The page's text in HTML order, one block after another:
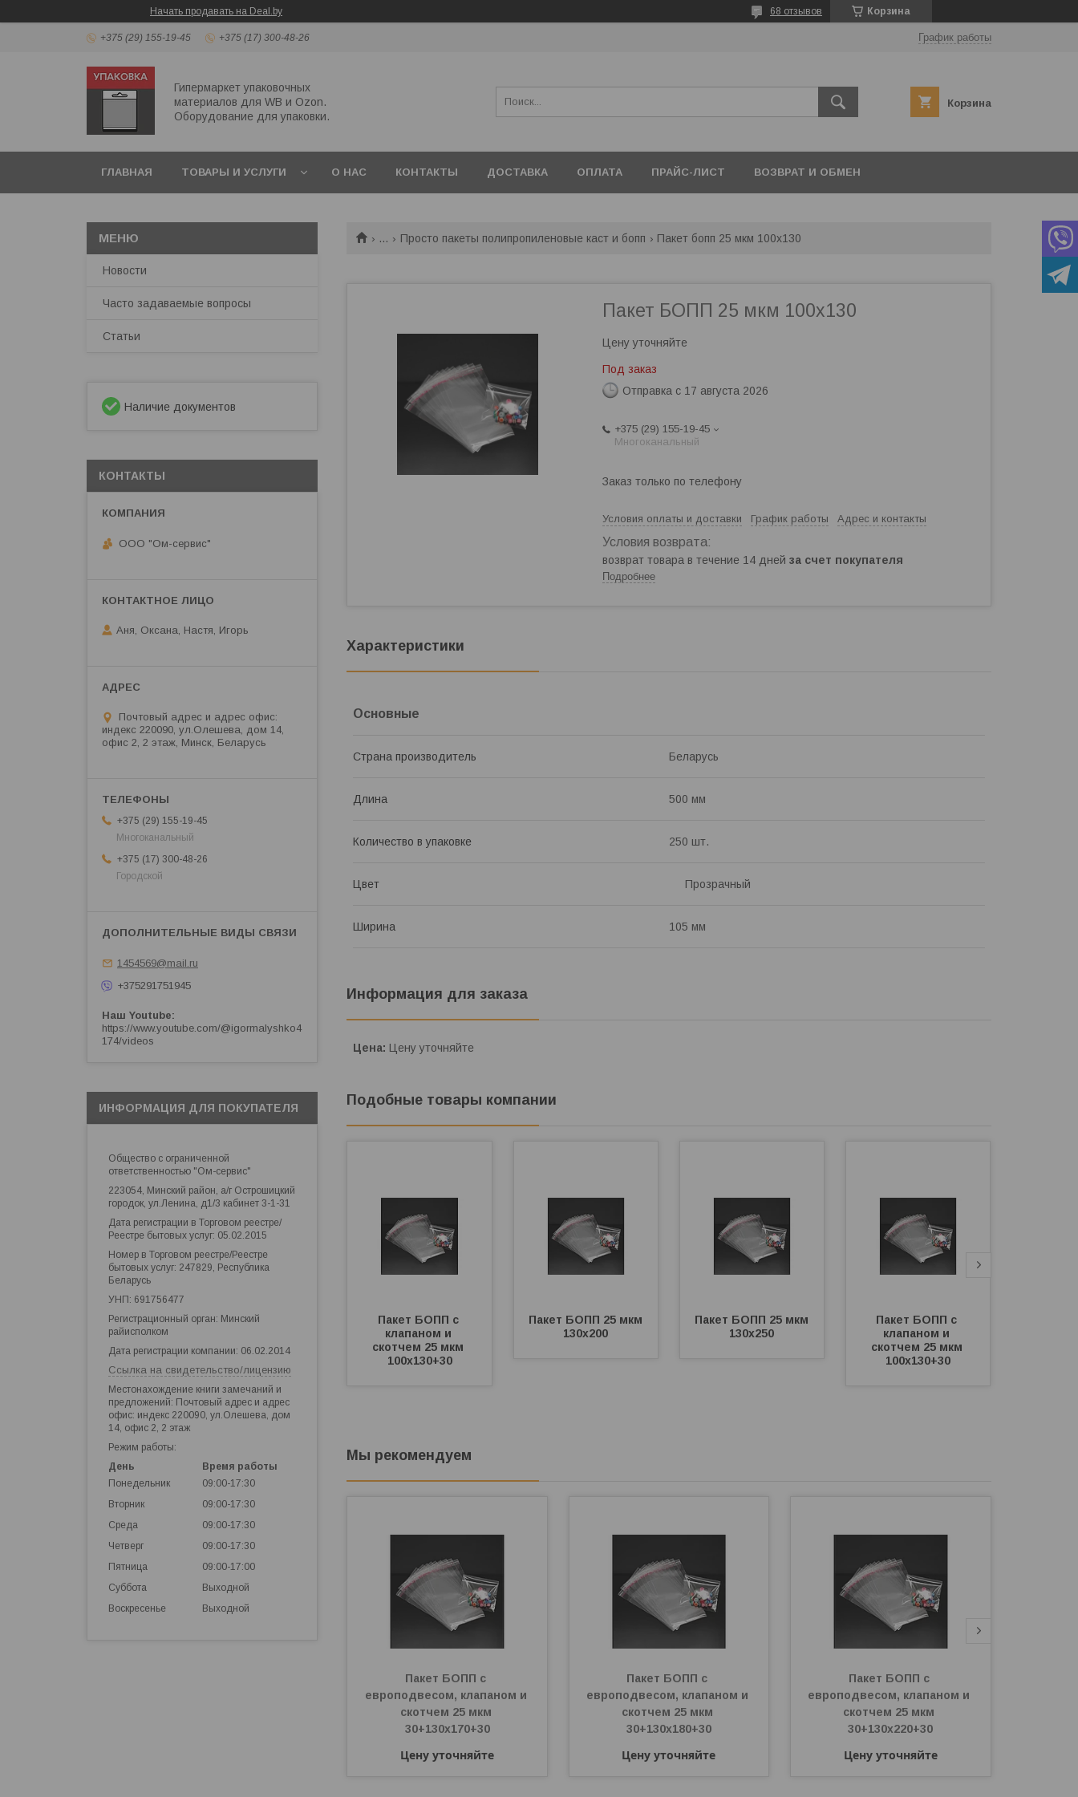
Начать продавать на Deal.by Корзина
68 отзывов
+375 (29) 155-19-45 +375 (17) 300-48-26 График работы
Гипермаркет упаковочных
материалов для WB и Ozon.
Оборудование для упаковки.
Корзина
ГЛАВНАЯ ТОВАРЫ И УСЛУГИ О НАС КОНТАКТЫ ДОСТАВКА ОПЛАТА ПРАЙС-ЛИСТ ВОЗВРАТ И ОБМЕН
... Просто пакеты полипропиленовые каст и бопп Пакет бопп 25 мкм 100х130
Пакет БОПП 25 мкм 100х130
Цену уточняйте
Под заказ
Отправка с 17 августа 2026
+375 (29) 155-19-45
Многоканальный
Заказ только по телефону
Условия оплаты и доставки График работы Адрес и контакты
возврат товара в течение 14 дней за счет покупателя
Подробнее
Характеристики
Основные
Страна производитель Беларусь
Длина 500 мм
Количество в упаковке 250 шт.
Цвет Прозрачный
Ширина 105 мм
Информация для заказа
Цена: Цену уточняйте
Подобные товары компании
Пакет БОПП с
клапаном и
скотчем 25 мкм
100х130+30
Пакет БОПП 25 мкм
130х200
Пакет БОПП 25 мкм
130х250
Пакет БОПП с
клапаном и
скотчем 25 мкм
100х130+30
Мы рекомендуем
Пакет БОПП с
европодвесом, клапаном и
скотчем 25 мкм
30+130х170+30
Цену уточняйте
Пакет БОПП с
европодвесом, клапаном и
скотчем 25 мкм
30+130х180+30
Цену уточняйте
Пакет БОПП с
европодвесом, клапаном и
скотчем 25 мкм
30+130х220+30
Цену уточняйте
Новости
Часто задаваемые вопросы
Статьи
Наличие документов
КОНТАКТЫ
ООО "Ом-сервис"
Аня, Оксана, Настя, Игорь
Почтовый адрес и адрес офис:
индекс 220090, ул.Олешева, дом 14,
офис 2, 2 этаж, Минск, Беларусь
+375 (29) 155-19-45
Многоканальный
+375 (17) 300-48-26
Городской
1454569@mail.ru
+375291751945
Наш Youtube
https://www.youtube.com/@igormalyshko4
174/videos
ИНФОРМАЦИЯ ДЛЯ ПОКУПАТЕЛЯ
Общество с ограниченной
ответственностью "Ом-сервис"
223054, Минский район, а/г Острошицкий
городок, ул.Ленина, д1/3 кабинет 3-1-31
Дата регистрации в Торговом реестре/
Реестре бытовых услуг: 05.02.2015
Номер в Торговом реестре/Реестре
бытовых услуг: 247829, Республика
Беларусь
УНП: 691756477
Регистрационный орган: Минский
райисполком
Дата регистрации компании: 06.02.2014
Ссылка на свидетельство/лицензию
Местонахождение книги замечаний и
предложений: Почтовый адрес и адрес
офис: индекс 220090, ул.Олешева, дом
14, офис 2, 2 этаж
Режим работы:
День
Время работы
Понедельник
09:00-17:30
Вторник
09:00-17:30
Среда
09:00-17:30
Четверг
09:00-17:30
Пятница
09:00-17:00
Суббота
Выходной
Воскресенье
Выходной